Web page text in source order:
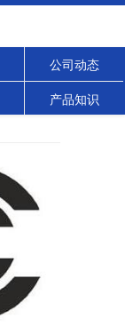
公司动态
产品知识